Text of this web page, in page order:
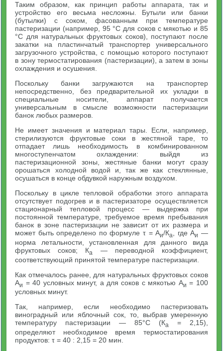
Таким образом, как принцип работы аппарата, так и
устройство его весьма несложны. Бутыли или банки
(бутылки) с соком, фасованным при температуре
пастеризации (например, 95 °С для соков с мякотью и 85
°С для натуральных фруктовых соков), поступают после
закатки на пластинчатый транспортер универсального
загрузочного устройства, с помощью которого поступают
в зону термостатирования (пастеризации), а затем в зоны
охлаждения и осушения.
Поскольку банки загружаются на транспортер
непосредственно, без предварительной их укладки в
специальные носители, аппарат получается
универсальным в смысле возможности пастеризации
банок любых размеров.
Не имеет значения и материал тары. Если, например,
стерилизуются фруктовые соки в жестяной таре, то
отпадает лишь необходимость в комбинированном
многоступенчатом охлаждении: выйдя из
пастеризационной зоны, жестяные банки могут сразу
орошаться холодной водой и, так же как стеклянные,
осушаться в конце обдувкой наружным воздухом.
Поскольку в цикле тепловой обработки этого аппарата
отсутствует подогрев и в пастеризаторе осуществляется
стационарный тепловой процесс — выдержка при
постоянной температуре, требуемое время пребывания
банок в зоне пастеризации не зависит от их размера и
может быть определено по формуле τ = Аи/Ка , где Аи —
норма летальности, установленная для данного вида
фруктовых соков; Ка
— переводной коэффициент,
соответствующий принятой температуре пастеризации.
Как отмечалось ранее, для натуральных фруктовых соков
Аи = 40 условных минут, а для соков с мякотью Аи = 100
условных минут.
Так, например, если необходимо пастеризовать
виноградный или яблочный сок, то, выбрав умеренную
температуру пастеризации — 85°С (Ка
= 2,15),
определяют необходимое время термостатирования
продуктов: τ = 40 : 2,15 = 20 мин.